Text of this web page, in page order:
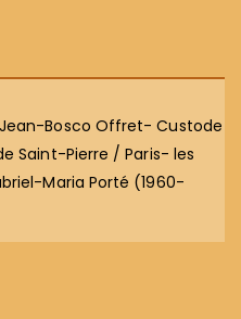
Bosco Offret- Custode
Saint-Pierre / Paris- les
Maria Porté (1960-